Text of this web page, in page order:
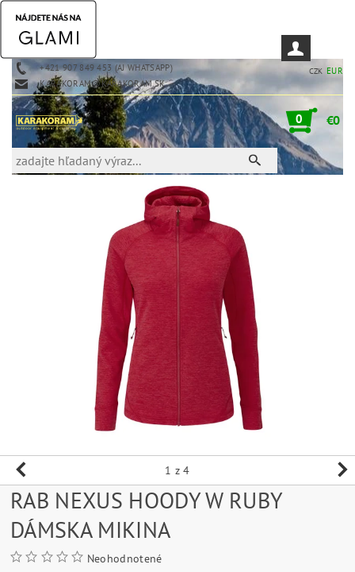
+421 907 849 453 (AJ WHATSAPP)
KARAKORAM@KARAKORAM.SK
CZK EUR
0 €0
1 z 4
RAB NEXUS HOODY W RUBY
DÁMSKA MIKINA
Neohodnotené